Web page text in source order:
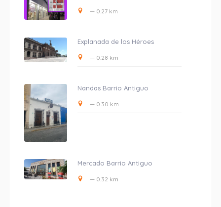
— 0.27 km
Explanada de los Héroes
— 0.28 km
Nandas Barrio Antiguo
— 0.30 km
Mercado Barrio Antiguo
— 0.32 km